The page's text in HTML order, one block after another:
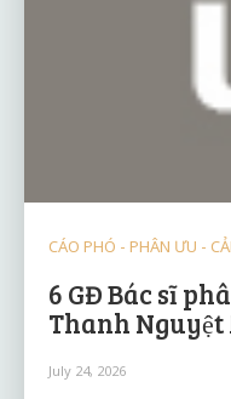
CÁO PHÓ - PHÂN ƯU -
6 GĐ Bác sĩ
Thanh
July 24, 2026